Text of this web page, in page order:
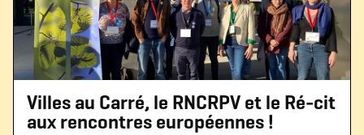
Villes au Carré, le RNCRPV et le Ré-cit
aux rencontres européennes !